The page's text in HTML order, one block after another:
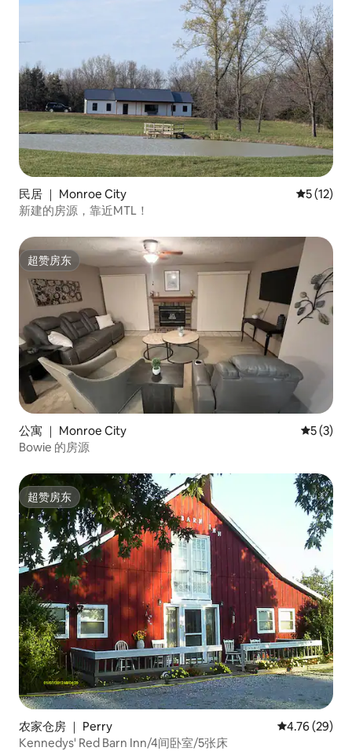
民居 ｜ Monroe City 平均评分
5 (12)
新建的房源，靠近MTL！
超赞房东
超赞房东
公寓 ｜ Monroe City 平均评分
5 (3)
Bowie 的房源
超赞房东
超赞房东
农家仓房 ｜ Perry 平均评分
4.76 (29)
Kennedys' Red Barn Inn/4间卧室/5张床